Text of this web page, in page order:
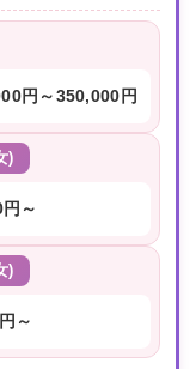
円～350,000円
)
～
)
～